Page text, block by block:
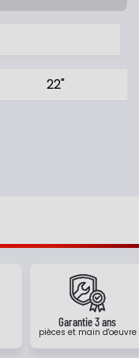
22"
Garantie 3 ans
pièces et main d'oeuvre